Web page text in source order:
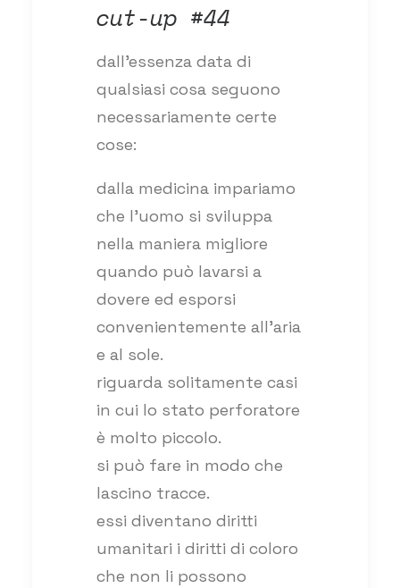
cut-up #44
dall’essenza data di
qualsiasi cosa seguono
necessariamente certe
cose:
dalla medicina impariamo
che l’uomo si sviluppa
nella maniera migliore
quando può lavarsi a
dovere ed esporsi
convenientemente all’aria
e al sole.
riguarda solitamente casi
in cui lo stato perforatore
è molto piccolo.
si può fare in modo che
lascino tracce.
essi diventano diritti
umanitari i diritti di coloro
che non li possono